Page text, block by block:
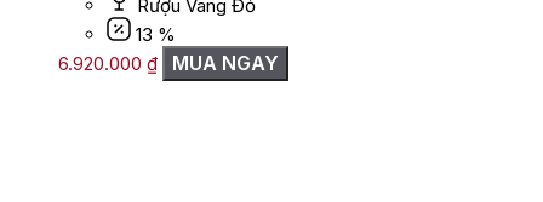
Rượu Vang Đỏ
13 %
6.920.000 ₫ MUA NGAY